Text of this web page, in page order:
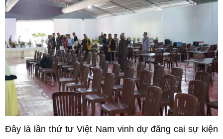
Đây là lần thứ tư Việt Nam vinh dự đăng cai sự kiện